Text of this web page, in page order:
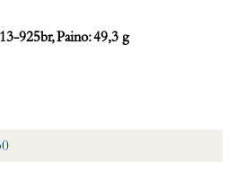
925br, Paino: 49,3 g